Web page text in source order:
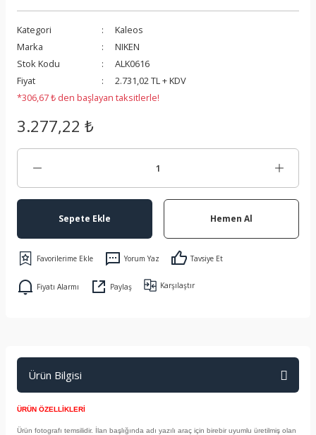
Kategori
Kaleos
Marka
NIKEN
Stok Kodu
ALK0616
Fiyat
2.731,02 TL + KDV
*306,67 ₺ den başlayan taksitlerle!
3.277,22 ₺
Sepete Ekle Hemen Al
Yorum Yaz Tavsiye Et
Fiyatı Alarmı Paylaş Karşılaştır
Ürün Bilgisi
ÜRÜN ÖZELLİKLERİ
Ürün fotografı temsilidir. İlan başlığında adı yazılı araç için birebir uyumlu üretilmiş olan